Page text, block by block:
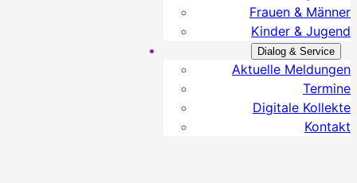
Frauen & Männer
Kinder & Jugend
Dialog & Service
Aktuelle Meldungen
Termine
Digitale Kollekte
Kontakt